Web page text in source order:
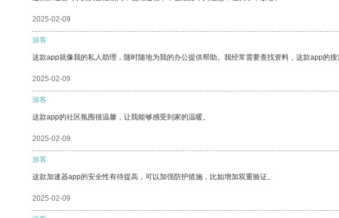
2025-02-09
游客
这款app就像我的私人助理，随时随地为我的办公提供帮助。我经常需要查找资料，这款app的搜
2025-02-09
游客
这款app的社区氛围很温馨，让我能够感受到家的温暖。
2025-02-09
游客
这款加速器app的安全性有待提高，可以加强防护措施，比如增加双重验证。
2025-02-09